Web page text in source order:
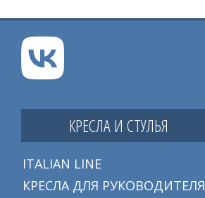
КРЕСЛА И СТУЛЬЯ
ITALIAN LINE
КРЕСЛА ДЛЯ РУКОВОДИТЕЛЯ